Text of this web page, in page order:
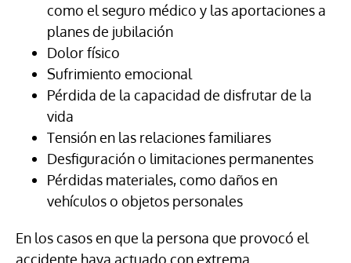
como el seguro médico y las aportaciones a
planes de jubilación
Dolor físico
Sufrimiento emocional
Pérdida de la capacidad de disfrutar de la
vida
Tensión en las relaciones familiares
Desfiguración o limitaciones permanentes
Pérdidas materiales, como daños en
vehículos o objetos personales
En los casos en que la persona que provocó el
accidente haya actuado con extrema